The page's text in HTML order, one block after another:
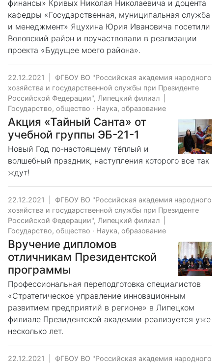
финансы» Кривых Николая Николаевича и доцента
кафедры «Государственная, муниципальная служба
и менеджмент» Яцухина Юрия Ивановича посетили
Воловский район и поучаствовали в реализации
проекта «Будущее моего района».
22.12.2021
ФГБОУ ВО "Российская академия народного
хозяйства и государственной службы при Президенте
Российской Федерации", Липецкий филиал
Государство, общество · Наука, образование
Акция «Тайный Санта» от
учебной группы ЭБ-21-1
Новый Год по-настоящему тёплый и
волшебный праздник, наступления которого все так
ждут!
22.12.2021
ФГБОУ ВО "Российская академия народного
хозяйства и государственной службы при Президенте
Российской Федерации", Липецкий филиал
Государство, общество · Наука, образование
Вручение дипломов
отличникам Президентской
программы
Профессиональная переподготовка специалистов
«Стратегическое управление инновационным
развитием предприятий в регионе» в Липецком
филиале Президентской академии реализуется уже
несколько лет.
22.12.2021
ФГБОУ ВО "Российская академия народного